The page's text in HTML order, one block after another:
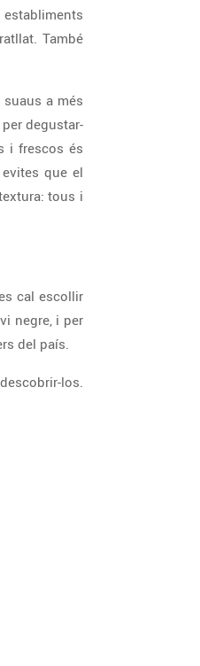
També
a més
degustar-
i frescos és
que el
tous i
cal escollir
negre, i per
del país.
los.